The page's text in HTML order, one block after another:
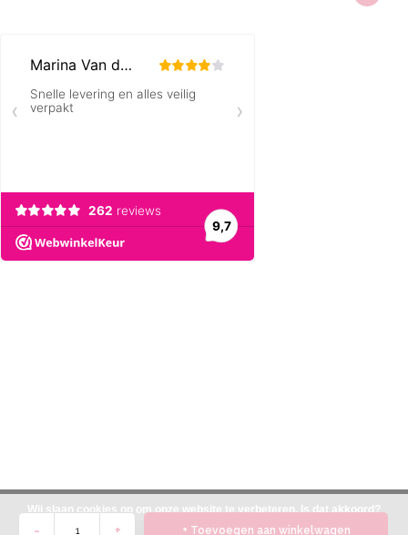
- + + Toevoegen aan winkelwagen
Wij slaan cookies op om onze website te verbeteren. Is dat akkoord?